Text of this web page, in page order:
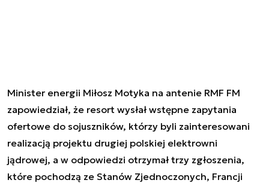
Minister energii Miłosz Motyka na antenie RMF FM
zapowiedział, że resort wysłał wstępne zapytania
ofertowe do sojuszników, którzy byli zainteresowani
realizacją projektu drugiej polskiej elektrowni
jądrowej, a w odpowiedzi otrzymał trzy zgłoszenia,
które pochodzą ze Stanów Zjednoczonych, Francji